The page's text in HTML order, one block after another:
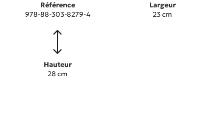
Référence
978-88-303-8279-4
Largeur
23 cm
Hauteur
28 cm